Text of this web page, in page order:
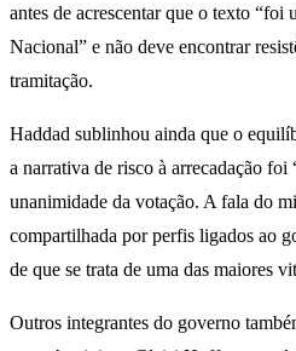
antes de acrescentar que o texto “foi
Nacional” e não deve encontrar
tramitação.
Haddad sublinhou ainda que o
a narrativa de risco à arrecadação foi
unanimidade da votação. A fala do
compartilhada por perfis ligados ao
de que se trata de uma das maiores
Outros integrantes do governo